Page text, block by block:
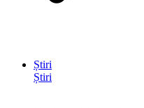
Știri
Știri